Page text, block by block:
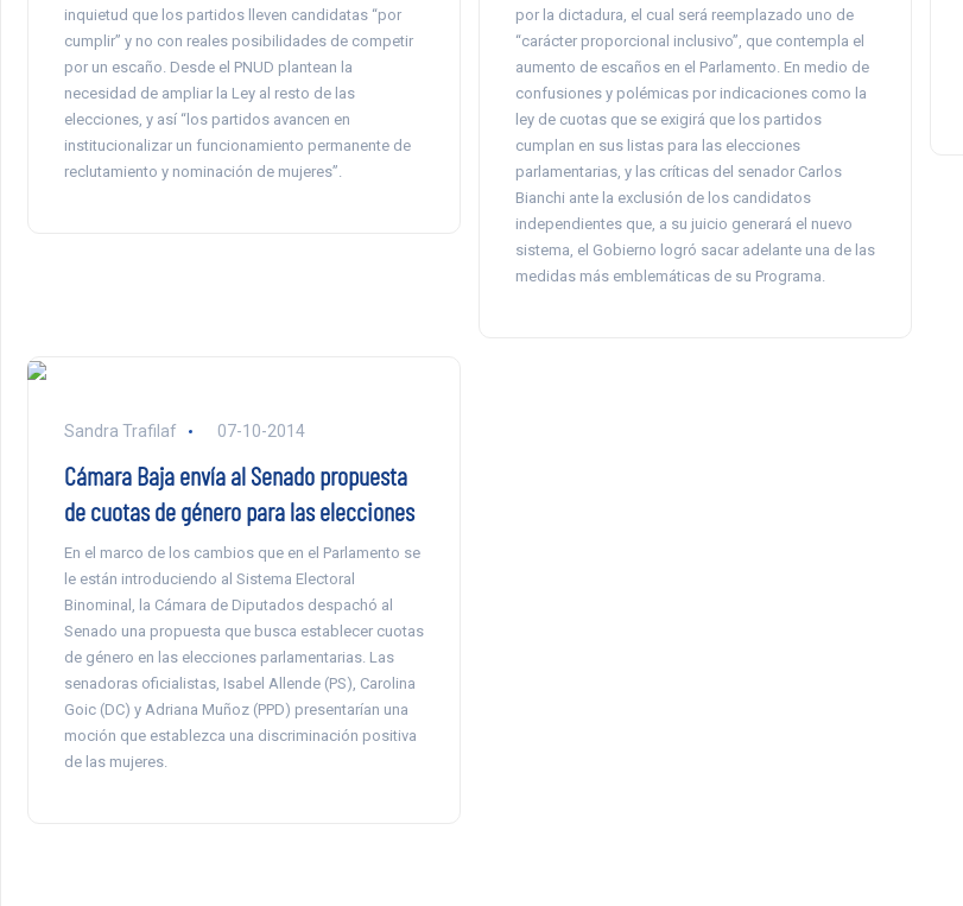
inquietud que los partidos lleven candidatas “por
cumplir” y no con reales posibilidades de competir
por un escaño. Desde el PNUD plantean la
necesidad de ampliar la Ley al resto de las
elecciones, y así “los partidos avancen en
institucionalizar un funcionamiento permanente de
reclutamiento y nominación de mujeres”.
por la dictadura, el cual será reemplazado uno de
“carácter proporcional inclusivo”, que contempla el
aumento de escaños en el Parlamento. En medio de
confusiones y polémicas por indicaciones como la
ley de cuotas que se exigirá que los partidos
cumplan en sus listas para las elecciones
parlamentarias, y las críticas del senador Carlos
Bianchi ante la exclusión de los candidatos
independientes que, a su juicio generará el nuevo
sistema, el Gobierno logró sacar adelante una de las
medidas más emblemáticas de su Programa.
Sandra Trafilaf 07-10-2014
Cámara Baja envía al Senado propuesta
de cuotas de género para las elecciones
En el marco de los cambios que en el Parlamento se
le están introduciendo al Sistema Electoral
Binominal, la Cámara de Diputados despachó al
Senado una propuesta que busca establecer cuotas
de género en las elecciones parlamentarias. Las
senadoras oficialistas, Isabel Allende (PS), Carolina
Goic (DC) y Adriana Muñoz (PPD) presentarían una
moción que establezca una discriminación positiva
de las mujeres.